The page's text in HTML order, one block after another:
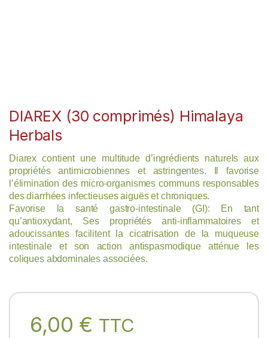
DIAREX (30 comprimés) Himalaya
Herbals
Diarex contient une multitude d’ingrédients naturels aux
propriétés antimicrobiennes et astringentes. Il favorise
l’élimination des micro-organismes communs responsables
des diarrhées infectieuses aiguës et chroniques.
Favorise la santé gastro-intestinale (GI): En tant
qu’antioxydant, Ses propriétés anti-inflammatoires et
adoucissantes facilitent la cicatrisation de la muqueuse
intestinale et son action antispasmodique atténue les
coliques abdominales associées.
6,00 € TTC